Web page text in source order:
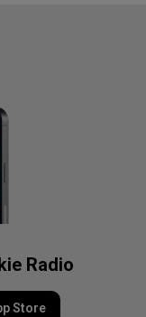
Radio
Store